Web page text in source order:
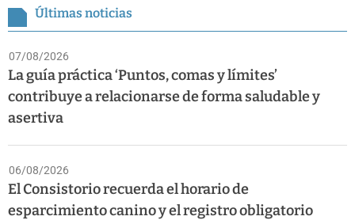
Últimas noticias
07/08/2026
La guía práctica ‘Puntos, comas y límites’
contribuye a relacionarse de forma saludable y
asertiva
06/08/2026
El Consistorio recuerda el horario de
esparcimiento canino y el registro obligatorio